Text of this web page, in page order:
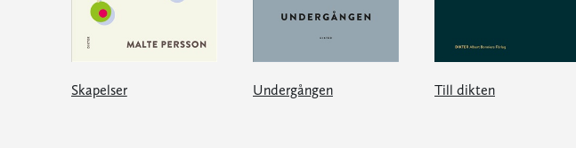
Skapelser Undergången Till dikten